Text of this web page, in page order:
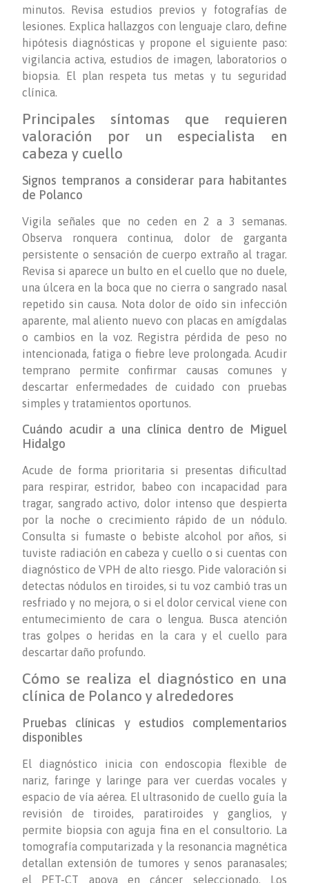
minutos. Revisa estudios previos y fotografías de
lesiones. Explica hallazgos con lenguaje claro, define
hipótesis diagnósticas y propone el siguiente paso:
vigilancia activa, estudios de imagen, laboratorios o
biopsia. El plan respeta tus metas y tu seguridad
clínica.
Principales síntomas que requieren
valoración por un especialista en
cabeza y cuello
Signos tempranos a considerar para habitantes
de Polanco
Vigila señales que no ceden en 2 a 3 semanas.
Observa ronquera continua, dolor de garganta
persistente o sensación de cuerpo extraño al tragar.
Revisa si aparece un bulto en el cuello que no duele,
una úlcera en la boca que no cierra o sangrado nasal
repetido sin causa. Nota dolor de oído sin infección
aparente, mal aliento nuevo con placas en amígdalas
o cambios en la voz. Registra pérdida de peso no
intencionada, fatiga o fiebre leve prolongada. Acudir
temprano permite confirmar causas comunes y
descartar enfermedades de cuidado con pruebas
simples y tratamientos oportunos.
Cuándo acudir a una clínica dentro de Miguel
Hidalgo
Acude de forma prioritaria si presentas dificultad
para respirar, estridor, babeo con incapacidad para
tragar, sangrado activo, dolor intenso que despierta
por la noche o crecimiento rápido de un nódulo.
Consulta si fumaste o bebiste alcohol por años, si
tuviste radiación en cabeza y cuello o si cuentas con
diagnóstico de VPH de alto riesgo. Pide valoración si
detectas nódulos en tiroides, si tu voz cambió tras un
resfriado y no mejora, o si el dolor cervical viene con
entumecimiento de cara o lengua. Busca atención
tras golpes o heridas en la cara y el cuello para
descartar daño profundo.
Cómo se realiza el diagnóstico en una
clínica de Polanco y alrededores
Pruebas clínicas y estudios complementarios
disponibles
El diagnóstico inicia con endoscopia flexible de
nariz, faringe y laringe para ver cuerdas vocales y
espacio de vía aérea. El ultrasonido de cuello guía la
revisión de tiroides, paratiroides y ganglios, y
permite biopsia con aguja fina en el consultorio. La
tomografía computarizada y la resonancia magnética
detallan extensión de tumores y senos paranasales;
el PET-CT apoya en cáncer seleccionado. Los